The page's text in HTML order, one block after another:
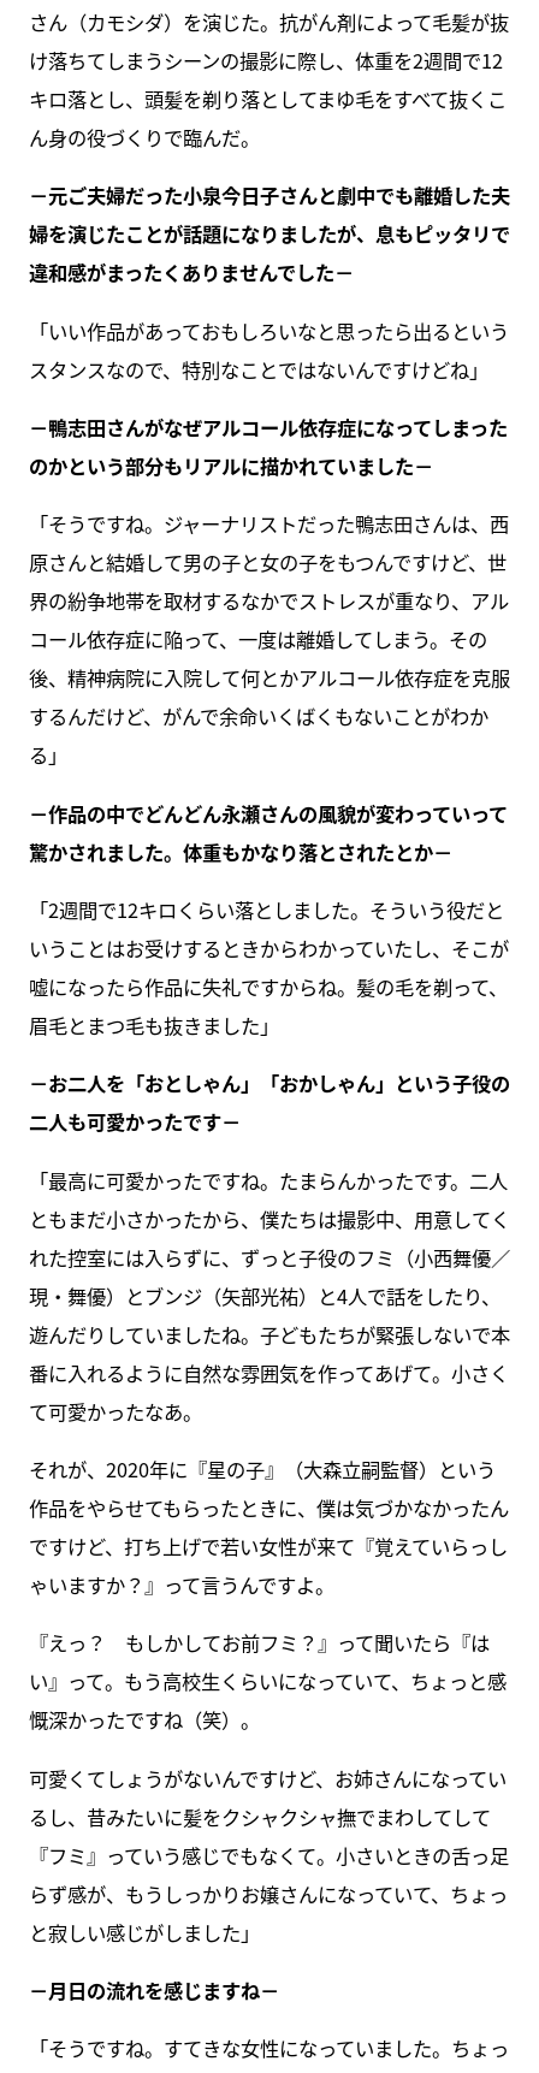
さん（カモシダ）を演じた。抗がん剤によって毛髪が抜
け落ちてしまうシーンの撮影に際し、体重を2週間で12
キロ落とし、頭髪を剃り落としてまゆ毛をすべて抜くこ
ん身の役づくりで臨んだ。
－元ご夫婦だった小泉今日子さんと劇中でも離婚した夫
婦を演じたことが話題になりましたが、息もピッタリで
違和感がまったくありませんでした－
「いい作品があっておもしろいなと思ったら出るという
スタンスなので、特別なことではないんですけどね」
－鴨志田さんがなぜアルコール依存症になってしまった
のかという部分もリアルに描かれていました－
「そうですね。ジャーナリストだった鴨志田さんは、西
原さんと結婚して男の子と女の子をもつんですけど、世
界の紛争地帯を取材するなかでストレスが重なり、アル
コール依存症に陥って、一度は離婚してしまう。その
後、精神病院に入院して何とかアルコール依存症を克服
するんだけど、がんで余命いくばくもないことがわか
る」
－作品の中でどんどん永瀬さんの風貌が変わっていって
驚かされました。体重もかなり落とされたとか－
「2週間で12キロくらい落としました。そういう役だと
いうことはお受けするときからわかっていたし、そこが
嘘になったら作品に失礼ですからね。髪の毛を剃って、
眉毛とまつ毛も抜きました」
－お二人を「おとしゃん」「おかしゃん」という子役の
二人も可愛かったです－
「最高に可愛かったですね。たまらんかったです。二人
ともまだ小さかったから、僕たちは撮影中、用意してく
れた控室には入らずに、ずっと子役のフミ（小西舞優／
現・舞優）とブンジ（矢部光祐）と4人で話をしたり、
遊んだりしていましたね。子どもたちが緊張しないで本
番に入れるように自然な雰囲気を作ってあげて。小さく
て可愛かったなあ。
それが、2020年に『星の子』（大森立嗣監督）という
作品をやらせてもらったときに、僕は気づかなかったん
ですけど、打ち上げで若い女性が来て『覚えていらっし
ゃいますか？』って言うんですよ。
『えっ？ もしかしてお前フミ？』って聞いたら『は
い』って。もう高校生くらいになっていて、ちょっと感
慨深かったですね（笑）。
可愛くてしょうがないんですけど、お姉さんになってい
るし、昔みたいに髪をクシャクシャ撫でまわしてして
『フミ』っていう感じでもなくて。小さいときの舌っ足
らず感が、もうしっかりお嬢さんになっていて、ちょっ
と寂しい感じがしました」
－月日の流れを感じますね－
「そうですね。すてきな女性になっていました。ちょっ